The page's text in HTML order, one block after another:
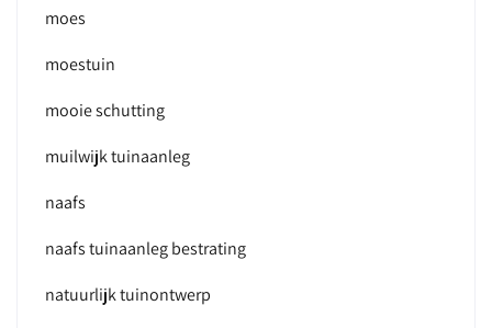
moes
moestuin
mooie schutting
muilwijk tuinaanleg
naafs
naafs tuinaanleg bestrating
natuurlijk tuinontwerp